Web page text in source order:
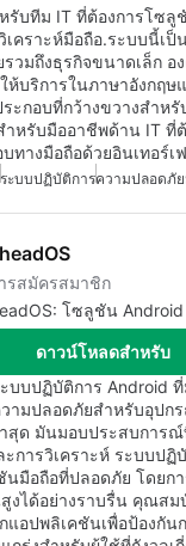
รับทีม IT ที่ต้องการโซ
เคราะห์มือถือ.ระบบนี้เ
รวมถึงธุรกิจขนาดเล็ก
ห้บริการในภาษาอังกฤ
ะกอบที่กว้างขวางสำห
ำหรับมืออาชีพด้าน IT ที่
ทางมือถือด้วยอินเทอร์เ
ระบบปฏิบัติการความปลอดภั
รสมัครสมาชิก
โซลูชัน
ดาวน์โหลดสำหรับ
บบปฏิบัติการ Android
วามปลอดภัยสำหรับอุป
สุด มันมอบประสบการณ์
การวิเคราะห์ ระบบปฏิ
มือถือที่ปลอดภัย โดยก
งได้อย่างราบรื่น คุณสม
อปพลิเคชันเพื่อป้องกัน